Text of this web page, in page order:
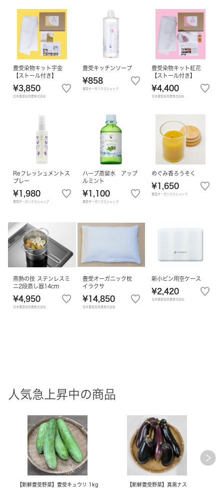
豊受染物キット宇金
【ストール付き】
¥3,850
日本豊受自然農株式会社
豊受キッチンソープ
¥858
豊受オーガニクスショップ
豊受染物キット紅花
【ストール付き】
¥4,400
日本豊受自然農株式会社
Reフレッシュメントス
プレー
¥1,980
豊受オーガニクスショップ
ハーブ蒸留水 アップ
ルミント
¥1,100
豊受オーガニクスショップ
めぐみ香ろうそく
¥1,650
豊受オーガニクスショップ
燕熟の技 ステンレスミ
ニ2段蒸し器14cm
¥4,950
日本豊受自然農株式会社
豊受オーガニック枕
イラクサ
¥14,850
日本豊受自然農株式会社
新小ビン用空ケース
¥2,420
日本豊受自然農株式会社
人気急上昇中の商品
【新鮮豊受野菜】豊受キュウリ 1kg 【新鮮豊受野菜】真黒ナス